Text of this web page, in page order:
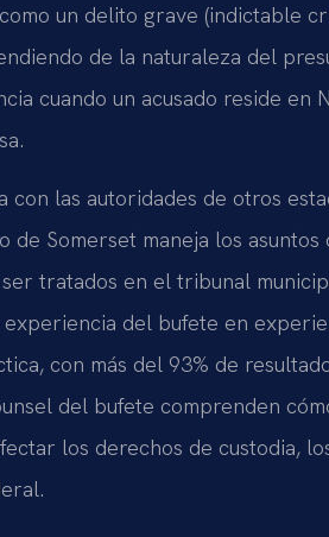
un delito grave (indictable
de la naturaleza del
cuando un acusado reside en
las autoridades de otros
Somerset maneja los
tratados en el tribunal
experiencia del bufete en
con más del 93% de
del bufete comprenden
los derechos de custodia,